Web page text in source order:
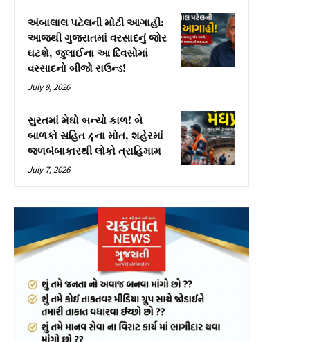
અંબાલાલ પટેલની મોટી આગાહી:
આજથી ગુજરાતમાં વરસાદનું જોર
ઘટશે, જુલાઈના આ દિવસોમાં
વરસાદનો બીજો રાઉન્ડ!
July 8, 2026
સુરતમાં મેઘો બન્યો કાળ! બે
બાળકો સહિત 4ના મોત, શહેરમાં
જળબંબાકારથી લોકો ત્રાહિમામ
July 7, 2026